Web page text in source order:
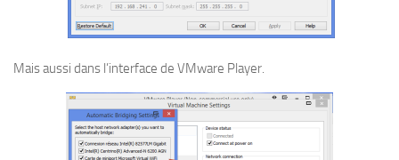
Mais aussi dans l’interface de VMware Player.